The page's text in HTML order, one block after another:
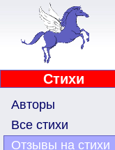
Стихи
Авторы
Все стихи
Отзывы на стихи